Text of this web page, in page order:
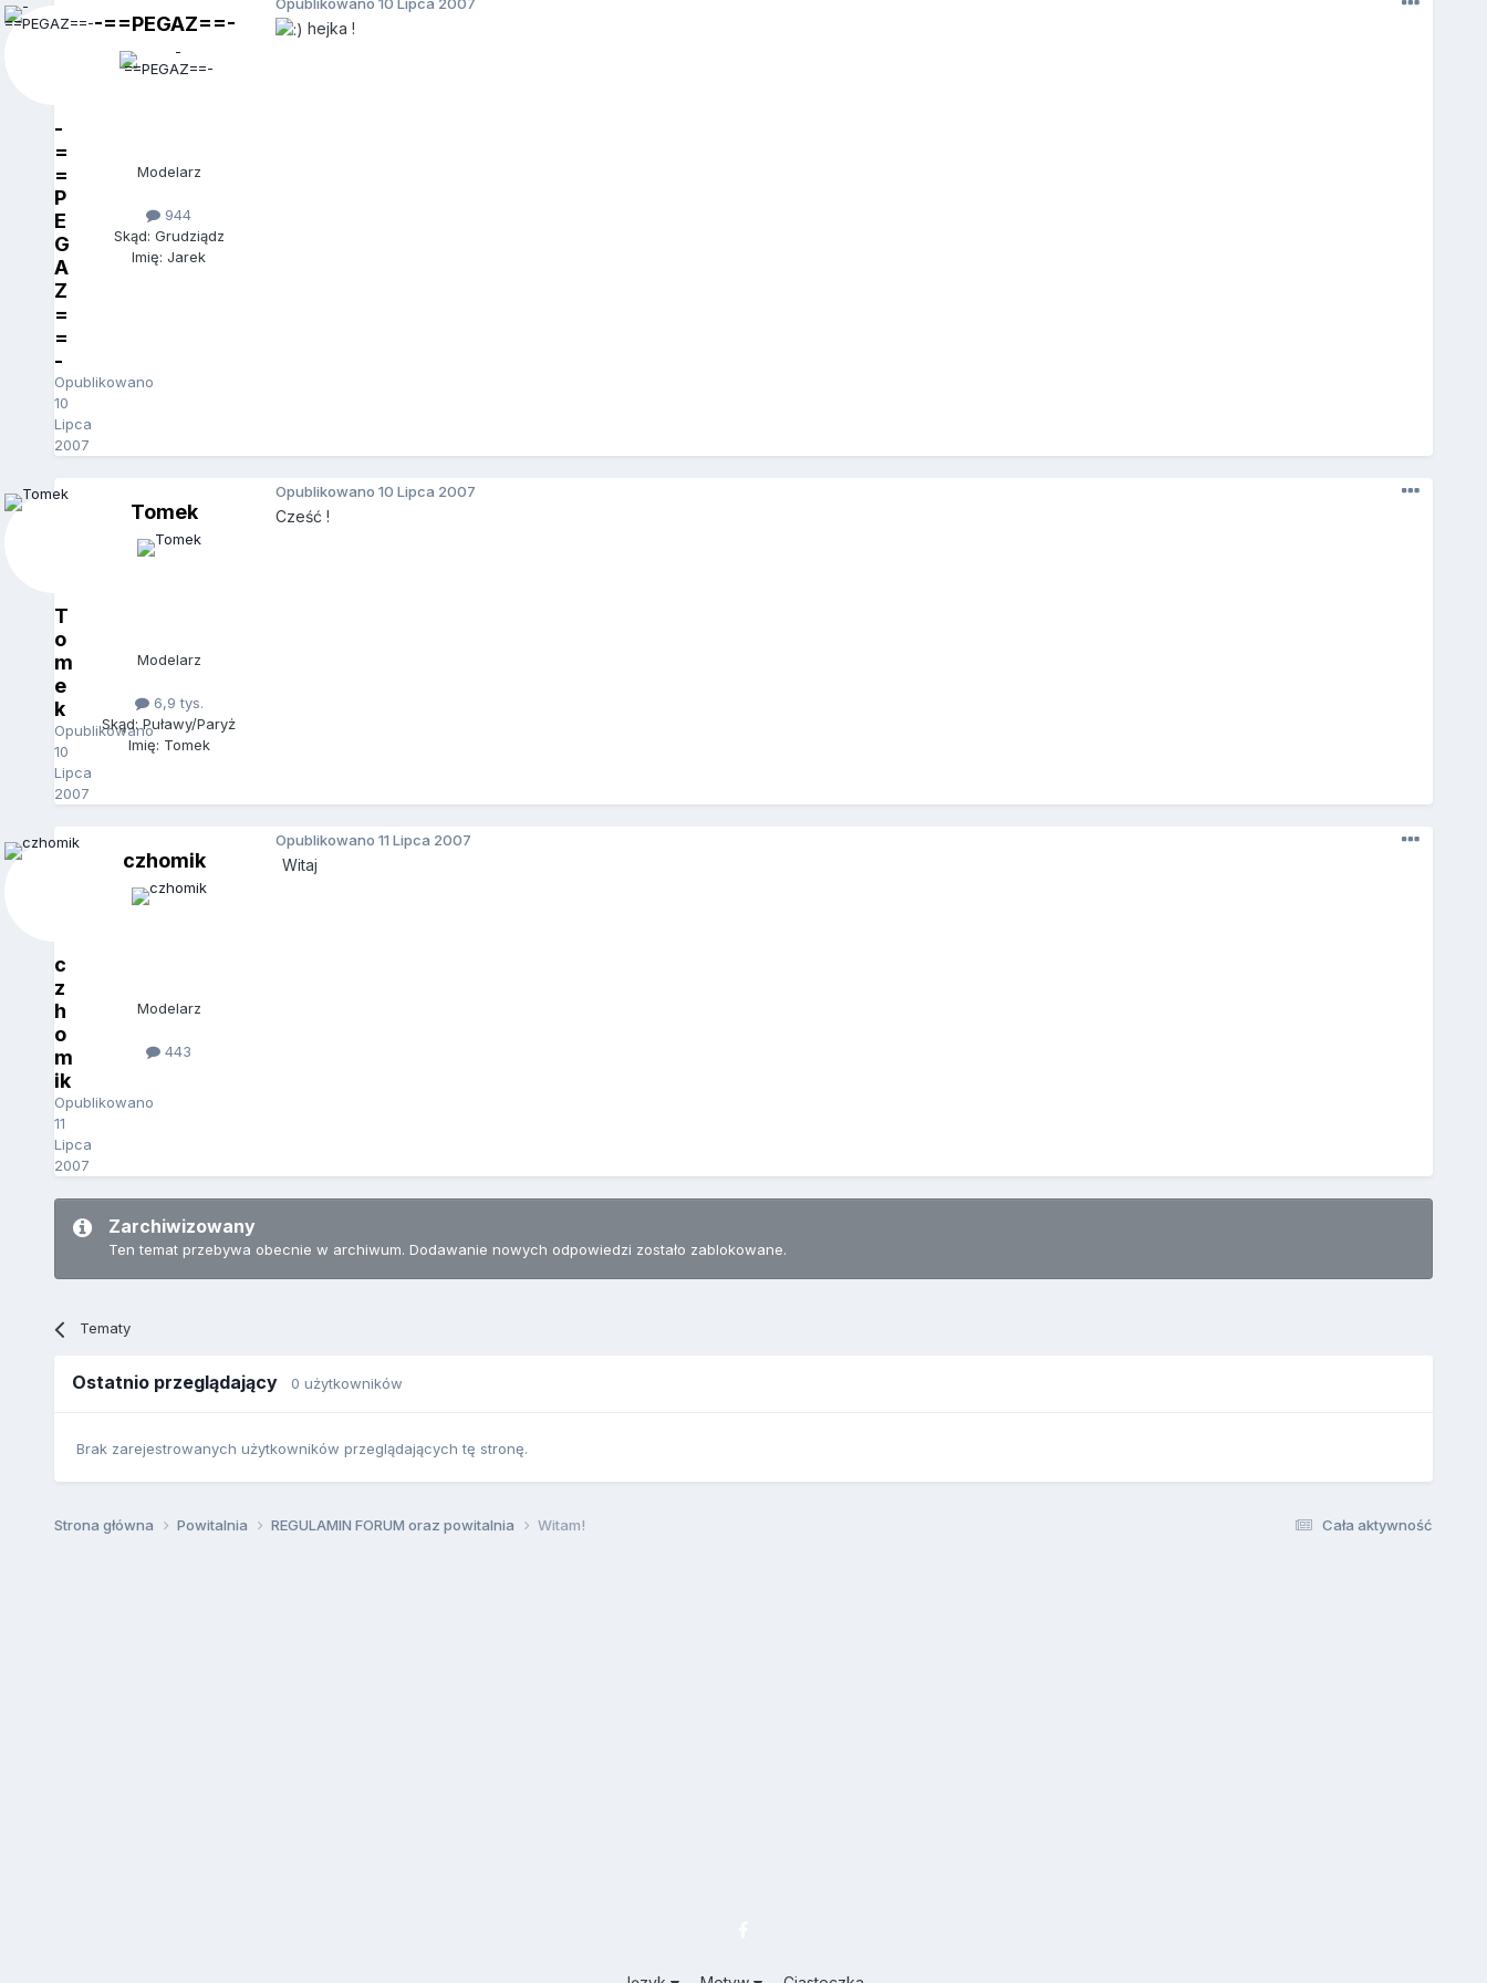
-
=
=
P
E
G
A
Z
=
=
-
Opublikowano
10
Lipca
2007
-==PEGAZ==-
Modelarz
944
Skąd: Grudziądz
Imię: Jarek
hejka !
T
o
m
e
k
Opublikowano
10
Lipca
2007
Tomek
Modelarz
6,9 tys.
Skąd: Puławy/Paryż
Imię: Tomek
Opublikowano 10 Lipca 2007
Cześć !
c
z
h
o
m
ik
Opublikowano
11
Lipca
2007
czhomik
Modelarz
443
Opublikowano 11 Lipca 2007
Witaj
Zarchiwizowany
Ten temat przebywa obecnie w archiwum. Dodawanie nowych odpowiedzi zostało zablokowane.
Tematy
Ostatnio przeglądający 0 użytkowników
Brak zarejestrowanych użytkowników przeglądających tę stronę.
Cała aktywność
Strona główna Powitalnia REGULAMIN FORUM oraz powitalnia Witam!